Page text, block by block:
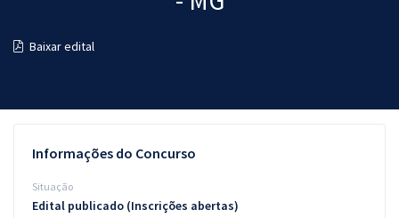
Graduação
Questões grátis
Baixar edital
Informações do Concurso
Situação
Edital publicado (Inscrições abertas)